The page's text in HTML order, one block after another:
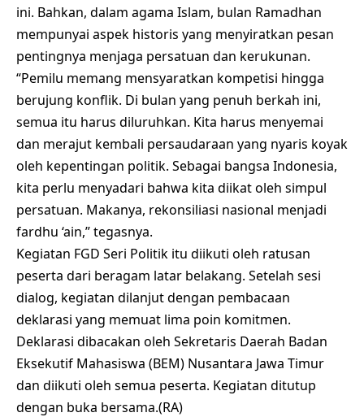
ini. Bahkan, dalam agama Islam, bulan Ramadhan
mempunyai aspek historis yang menyiratkan pesan
pentingnya menjaga persatuan dan kerukunan.
“Pemilu memang mensyaratkan kompetisi hingga
berujung konflik. Di bulan yang penuh berkah ini,
semua itu harus diluruhkan. Kita harus menyemai
dan merajut kembali persaudaraan yang nyaris koyak
oleh kepentingan politik. Sebagai bangsa Indonesia,
kita perlu menyadari bahwa kita diikat oleh simpul
persatuan. Makanya, rekonsiliasi nasional menjadi
fardhu ‘ain,” tegasnya.
Kegiatan FGD Seri Politik itu diikuti oleh ratusan
peserta dari beragam latar belakang. Setelah sesi
dialog, kegiatan dilanjut dengan pembacaan
deklarasi yang memuat lima poin komitmen.
Deklarasi dibacakan oleh Sekretaris Daerah Badan
Eksekutif Mahasiswa (BEM) Nusantara Jawa Timur
dan diikuti oleh semua peserta. Kegiatan ditutup
dengan buka bersama.(RA)